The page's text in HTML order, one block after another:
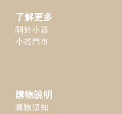
了解更多
關於小器
小器門市
購物說明
購物須知